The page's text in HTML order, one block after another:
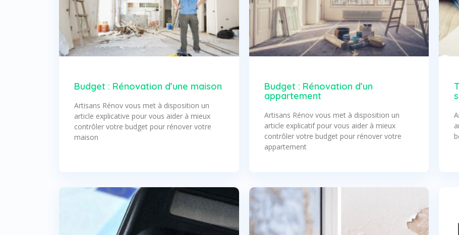
Budget : Rénovation d’une maison
Artisans Rénov vous met à disposition un
article explicative pour vous aider à mieux
contrôler votre budget pour rénover votre
maison
Budget : Rénovation d’un
appartement
Artisans Rénov vous met à disposition un
article explicatif pour vous aider à mieux
contrôler votre budget pour rénover votre
appartement